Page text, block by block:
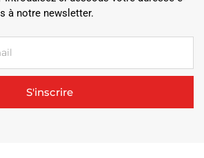
à notre newsletter.
S'inscrire